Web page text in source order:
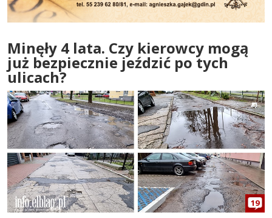
Minęły 4 lata. Czy kierowcy mogą
już bezpiecznie jeździć po tych
ulicach?
19